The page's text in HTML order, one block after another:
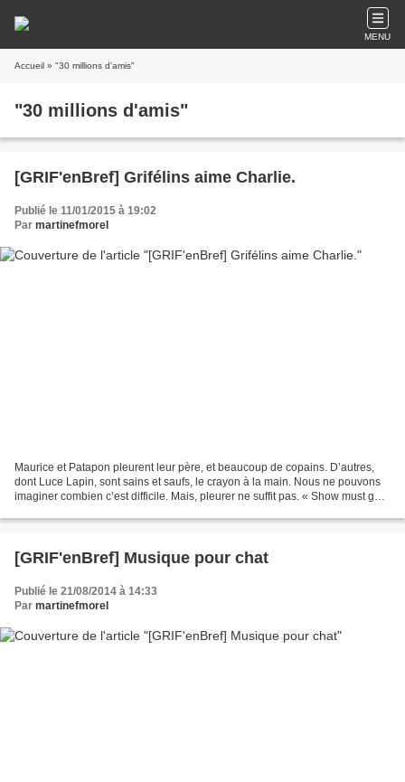
MENU
Accueil » "30 millions d'amis"
"30 millions d'amis"
[GRIF'enBref] Grifélins aime Charlie.
Publié le 11/01/2015 à 19:02
Par martinefmorel
Maurice et Patapon pleurent leur père, et beaucoup de copains. D’autres,
dont Luce Lapin, sont sains et saufs, le crayon à la main. Nous ne pouvons
imaginer combien c’est difficile. Mais, pleurer ne suffit pas. « Show must go
[GRIF'enBref] Musique pour chat
Publié le 21/08/2014 à 14:33
Par martinefmorel